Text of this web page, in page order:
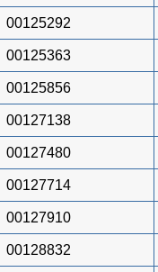
00125292
00125363
00125856
00127138
00127480
00127714
00127910
00128832